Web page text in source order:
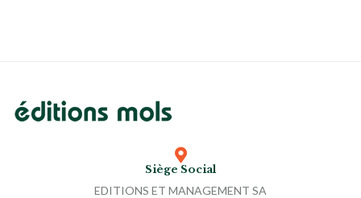
Siège Social
EDITIONS ET MANAGEMENT SA